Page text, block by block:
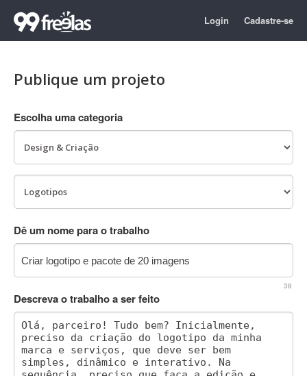
Login Cadastre-se
Publique um projeto
Escolha uma categoria
Dê um nome para o trabalho
38
Descreva o trabalho a ser feito